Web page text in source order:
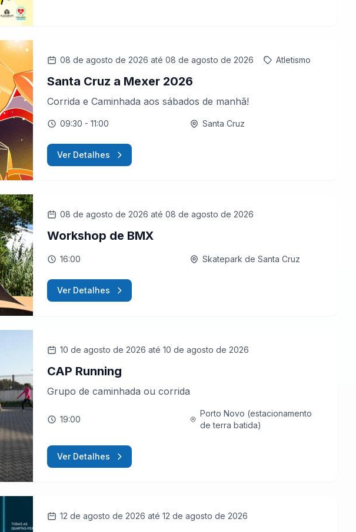
08 de agosto de 2026 até 08 de agosto de 2026 Atletismo
Santa Cruz a Mexer 2026
Corrida e Caminhada aos sábados de manhã!
09:30 - 11:00 Santa Cruz
Ver Detalhes
08 de agosto de 2026 até 08 de agosto de 2026
Workshop de BMX
16:00 Skatepark de Santa Cruz
Ver Detalhes
10 de agosto de 2026 até 10 de agosto de 2026
CAP Running
Grupo de caminhada ou corrida
19:00
Porto Novo (estacionamento
de terra batida)
Ver Detalhes
12 de agosto de 2026 até 12 de agosto de 2026